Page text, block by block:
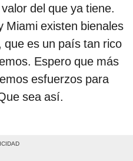
del que ya tiene.
Miami existen bienales
es un país tan rico
Espero que más
esfuerzos para
sea así.